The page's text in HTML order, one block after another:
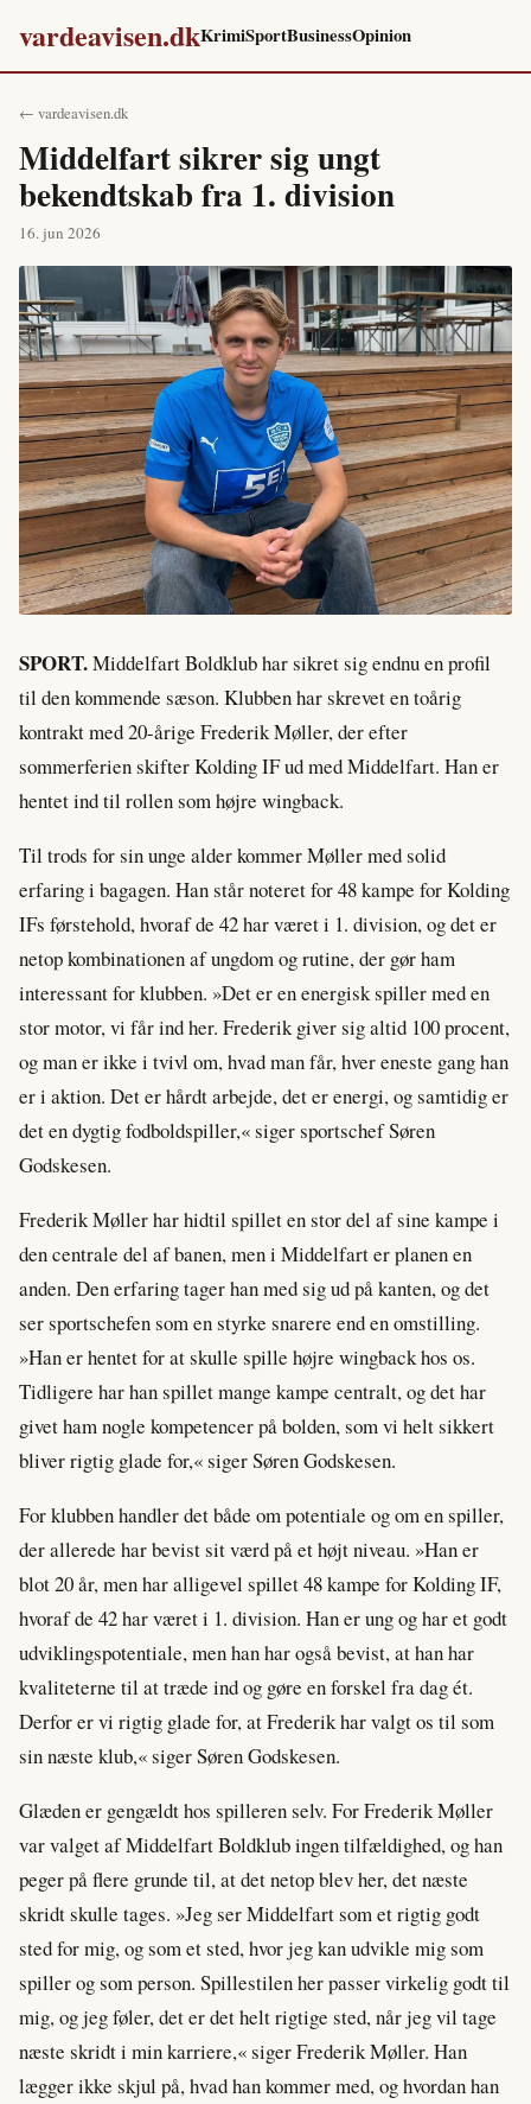
vardeavisen.dkKrimiSportBusinessOpinion
← vardeavisen.dk
Middelfart sikrer sig ungt
bekendtskab fra 1. division
16. jun 2026
SPORT.Middelfart Boldklub har sikret sig endnu en profil
til den kommende sæson. Klubben har skrevet en toårig
kontrakt med 20-årige Frederik Møller, der efter
sommerferien skifter Kolding IF ud med Middelfart. Han er
hentet ind til rollen som højre wingback.
Til trods for sin unge alder kommer Møller med solid
erfaring i bagagen. Han står noteret for 48 kampe for Kolding
IFs førstehold, hvoraf de 42 har været i 1. division, og det er
netop kombinationen af ungdom og rutine, der gør ham
interessant for klubben. »Det er en energisk spiller med en
stor motor, vi får ind her. Frederik giver sig altid 100 procent,
og man er ikke i tvivl om, hvad man får, hver eneste gang han
er i aktion. Det er hårdt arbejde, det er energi, og samtidig er
det en dygtig fodboldspiller,« siger sportschef Søren
Godskesen.
Frederik Møller har hidtil spillet en stor del af sine kampe i
den centrale del af banen, men i Middelfart er planen en
anden. Den erfaring tager han med sig ud på kanten, og det
ser sportschefen som en styrke snarere end en omstilling.
»Han er hentet for at skulle spille højre wingback hos os.
Tidligere har han spillet mange kampe centralt, og det har
givet ham nogle kompetencer på bolden, som vi helt sikkert
bliver rigtig glade for,« siger Søren Godskesen.
For klubben handler det både om potentiale og om en spiller,
der allerede har bevist sit værd på et højt niveau. »Han er
blot 20 år, men har alligevel spillet 48 kampe for Kolding IF,
hvoraf de 42 har været i 1. division. Han er ung og har et godt
udviklingspotentiale, men han har også bevist, at han har
kvaliteterne til at træde ind og gøre en forskel fra dag ét.
Derfor er vi rigtig glade for, at Frederik har valgt os til som
sin næste klub,« siger Søren Godskesen.
Glæden er gengældt hos spilleren selv. For Frederik Møller
var valget af Middelfart Boldklub ingen tilfældighed, og han
peger på flere grunde til, at det netop blev her, det næste
skridt skulle tages. »Jeg ser Middelfart som et rigtig godt
sted for mig, og som et sted, hvor jeg kan udvikle mig som
spiller og som person. Spillestilen her passer virkelig godt til
mig, og jeg føler, det er det helt rigtige sted, når jeg vil tage
næste skridt i min karriere,« siger Frederik Møller. Han
lægger ikke skjul på, hvad han kommer med, og hvordan han